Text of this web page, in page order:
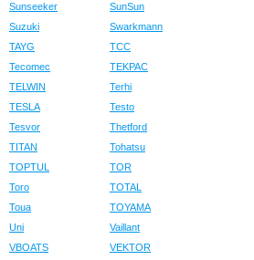
Sunseeker
SunSun
Suzuki
Swarkmann
TAYG
TCC
Tecomec
TEKPAC
TELWIN
Terhi
TESLA
Testo
Tesvor
Thetford
TITAN
Tohatsu
TOPTUL
TOR
Toro
TOTAL
Toua
TOYAMA
Uni
Vaillant
VBOATS
VEKTOR